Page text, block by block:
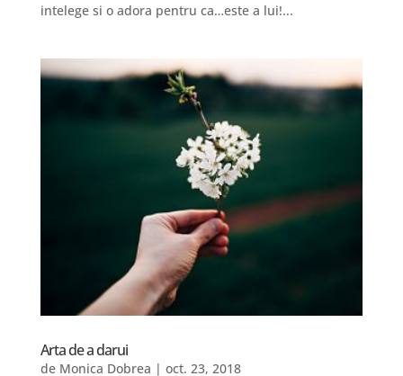
intelege si o adora pentru ca…este a lui!...
Arta de a darui
de Monica Dobrea | oct. 23, 2018